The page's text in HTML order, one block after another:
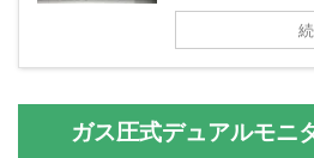
ガス圧式デュアルモニ